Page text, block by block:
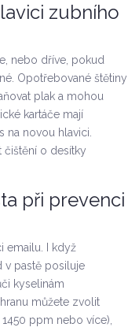
zubního
nebo dříve, pokud
Opotřebované štětiny
plak a mohou
kartáče mají
na novou hlavici.
čištění o desítky
při prevenci
emailu. I když
v pastě posiluje
kyselinám
můžete zvolit
ppm nebo více),